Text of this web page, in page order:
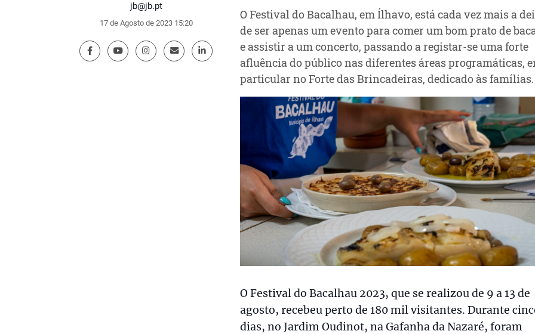
jb@jb.pt
17 de Agosto de 2023 15:20
O Festival do Bacalhau, em Ílhavo, está cada vez mais a
de ser apenas um evento para comer um bom prato de
e assistir a um concerto, passando a registar-se uma forte
afluência do público nas diferentes áreas programáticas,
particular no Forte das Brincadeiras, dedicado às
O Festival do Bacalhau 2023, que se realizou de 9 a 13 de
agosto, recebeu perto de 180 mil visitantes. Durante
dias, no Jardim Oudinot, na Gafanha da Nazaré, foram